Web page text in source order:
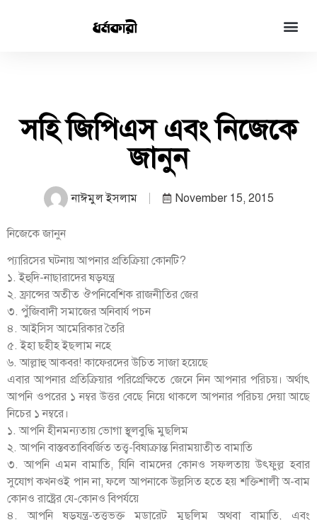
সহি জিপিএস এবং নিজেকে
জানুন
নাঈমুল ইসলাম November 15, 2015
নিজেকে জানুন
প্যারিসের ঘটনায় আপনার প্রতিক্রিয়া কোনটি?
১. ইহুদি-নাছারাদের ষড়যন্ত্র
২. ফ্রান্সের অতীত ঔপনিবেশিক রাজনীতির জের
৩. পুঁজিবাদী সমাজের অনিবার্য পচন
৪. আইসিস আমেরিকার তৈরি
৫. ইহা ছহীহ ইছলাম নহে
৬. আল্লাহু আকবর! কাফেরদের উচিত সাজা হয়েছে
এবার আপনার প্রতিক্রিয়ার পরিপ্রেক্ষিতে জেনে নিন আপনার পরিচয়। অর্থাৎ
আপনি ওপরের ১ নম্বর উত্তর বেছে নিয়ে থাকলে আপনার পরিচয় দেয়া আছে
নিচের ১ নম্বরে।
১. আপনি হীনমন্যতায় ভোগা স্থূলবুদ্ধি মুছলিম
২. আপনি বাস্তবতাবিবর্জিত তত্ত্ব-বিষাক্রান্ত নিরাময়াতীত বামাতি
৩. আপনি এমন বামাতি, যিনি বামদের কোনও সফলতায় উৎফুল্ল হবার
সুযোগ কখনওই পান না, ফলে আপনাকে উল্লসিত হতে হয় শক্তিশালী অ-বাম
কোনও রাষ্ট্রের যে-কোনও বিপর্যয়ে
৪. আপনি ষড়যন্ত্র-তত্ত্বভক্ত মডারেট মুছলিম অথবা বামাতি, এবং